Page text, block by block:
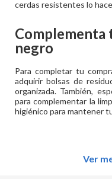
cerdas resistentes lo
Complementa
negro
Para completar tu
adquirir bolsas de
organizada. También,
para complementar la
higiénico para mantener
Ver